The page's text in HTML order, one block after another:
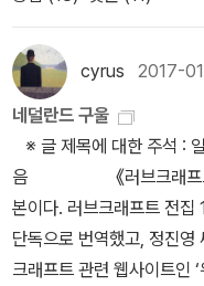
다. 그리스인을 이방인과
성을 은근슬쩍 드러내는 『
비극적으로 느껴지지 않는
자면, 타 국가로부터 억압
수 없다. 그들의 정체성 및
자 집단 내에 차별을 생산
는 과정이 비슷하고, 공통
재가 아니다. 이방인을 향
차별은 아주 질긴 생명력
(The Great God Pan)》을
성이 초자연적인 존재인 목
고 있다. * 러브크래프트 《공포 문학의 매혹》 (북스피어,
2012)* 러브크래프트 《러
러브크래프트 《러브크래
목신》을 수록한 유일한 번
는 러브크래프트(H. P.
의 매혹》을 통해서 확인할
『안개 속 절벽의 기묘한 집
들은 큰 반향을 일으켰다.
는데 그가 이야기를 소개하
은 제작, 해설뿐만 아니라
매드슨(Richard
존 콜리어(John Collier) 등
소설을 각색하는 작업에도 참여
는 <환상 특급>과 유사한
년 파일럿(Pilot) 방송을 시
그렇게 두 사람은 벽돌을
찾았다. 숙소의 주인은 두
열었다. 그런데 휑뎅그렁
다. 레오터(Leota)는 깊은
을 멈추는 모습이었다. 생
다. 레오터는 월터가 손을
녀는 숨을 죽이며 뒷걸음쳤
동자를 빛내며 그녀를 바라보았다. “싫어, 싫어요. 나
cyrus 2017-
네덜란드 구울
※ 글 제목에 대한 주석 :
음 《러브크래프트 전
본이다. 러브크래프트 전
단독으로 번역했고, 정진
크래프트 관련 웹사이트인